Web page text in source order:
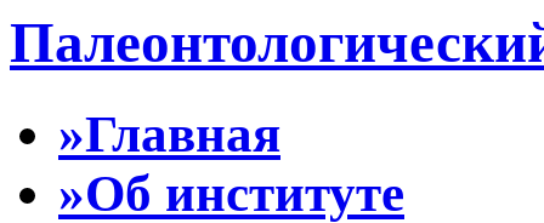
»Главная
»Об институте